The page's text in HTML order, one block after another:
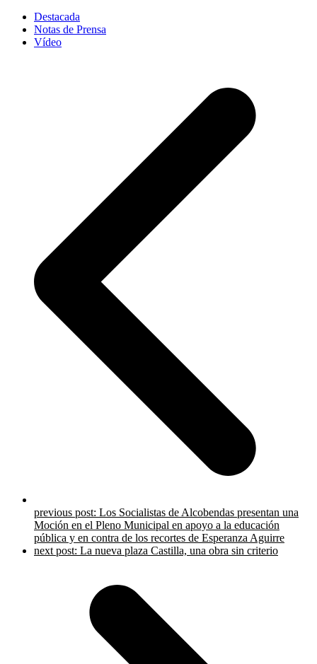
Destacada
Notas de Prensa
Vídeo
previous post: Los Socialistas de Alcobendas presentan una
Moción en el Pleno Municipal en apoyo a la educación
pública y en contra de los recortes de Esperanza Aguirre
next post: La nueva plaza Castilla, una obra sin criterio